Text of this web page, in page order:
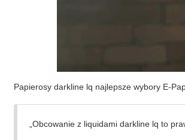
Papierosy darkline lq najlepsze wybory E-
„Obcowanie z liquidami darkline lq to